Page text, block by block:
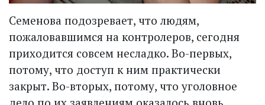
Семенова подозревает, что людям,
пожаловавшимся на конт­ролеров, сегодня
приходится совсем несладко. Во-первых,
потому, что доступ к ним практически
закрыт. Во-вторых, потому, что уголовное